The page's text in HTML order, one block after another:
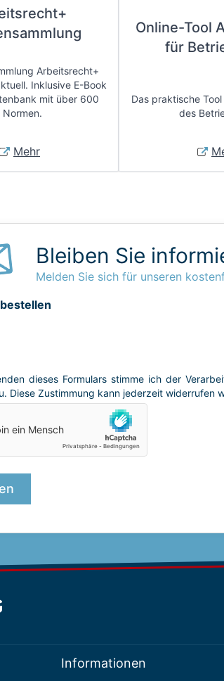
Arbeitsrecht+
Inklusive E-Book
mit über 600
Mehr
Online-Tool
für
Das praktische
des
Bleiben Sie
Melden Sie sich für unseren
Informationen